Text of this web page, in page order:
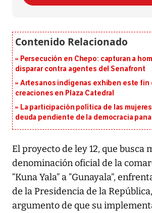
Persecución en Chepo: capturan a
disparar contra agentes del Senafront
Artesanos indígenas exhiben este fin
creaciones en Plaza Catedral
La participación política de las
deuda pendiente de la democracia
El proyecto de ley 12, que busca
denominación oficial de la
“Kuna Yala” a “Gunayala”,
de la Presidencia de la
argumento de que su